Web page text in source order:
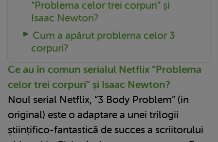
“Problema celor trei corpuri” și
Isaac Newton?
Cum a apărut problema celor 3
corpuri?
Ce au în comun serialul Netflix “Problema
celor trei corpuri” și Isaac Newton?
Noul serial Netflix, “3 Body Problem” (in
original) este o adaptare a unei trilogii
științifico-fantastică de succes a scriitorului